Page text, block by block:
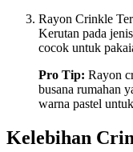
Rayon Crinkle
Kerutan pada
cocok untuk
Pro Tip: Rayon
busana rumahan
warna pastel
Kelebihan